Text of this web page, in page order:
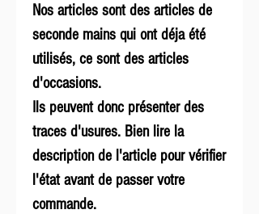
Nos articles sont des articles de
seconde mains qui ont déja été
utilisés, ce sont des articles
d'occasions.
Ils peuvent donc présenter des
traces d'usures. Bien lire la
description de l'article pour vérifier
l'état avant de passer votre
commande.